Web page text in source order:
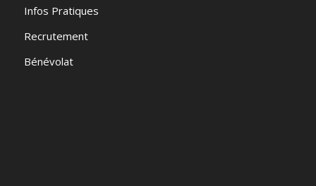
Infos Pratiques
Recrutement
Bénévolat